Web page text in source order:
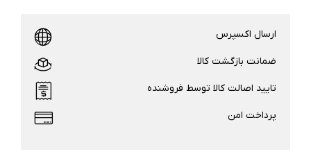
ارسال اکسپرس
ضمانت بازگشت کالا
تایید اصالت کالا توسط فروشنده
پرداخت امن